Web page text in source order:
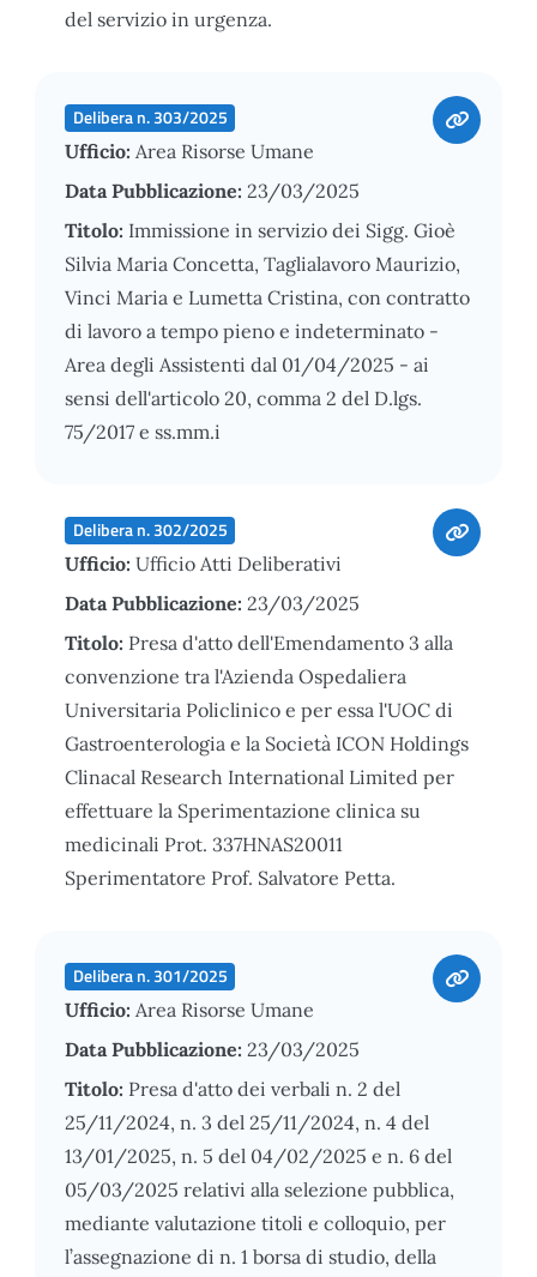
del servizio in urgenza.
Delibera n. 303/2025
Ufficio: Area Risorse Umane
Data Pubblicazione: 23/03/2025
Titolo: Immissione in servizio dei Sigg. Gioè
Silvia Maria Concetta, Taglialavoro Maurizio,
Vinci Maria e Lumetta Cristina, con contratto
di lavoro a tempo pieno e indeterminato -
Area degli Assistenti dal 01/04/2025 - ai
sensi dell'articolo 20, comma 2 del D.lgs.
75/2017 e ss.mm.i
Delibera n. 302/2025
Ufficio: Ufficio Atti Deliberativi
Data Pubblicazione: 23/03/2025
Titolo: Presa d'atto dell'Emendamento 3 alla
convenzione tra l'Azienda Ospedaliera
Universitaria Policlinico e per essa l'UOC di
Gastroenterologia e la Società ICON Holdings
Clinacal Research International Limited per
effettuare la Sperimentazione clinica su
medicinali Prot. 337HNAS20011
Sperimentatore Prof. Salvatore Petta.
Delibera n. 301/2025
Ufficio: Area Risorse Umane
Data Pubblicazione: 23/03/2025
Titolo: Presa d'atto dei verbali n. 2 del
25/11/2024, n. 3 del 25/11/2024, n. 4 del
13/01/2025, n. 5 del 04/02/2025 e n. 6 del
05/03/2025 relativi alla selezione pubblica,
mediante valutazione titoli e colloquio, per
l’assegnazione di n. 1 borsa di studio, della